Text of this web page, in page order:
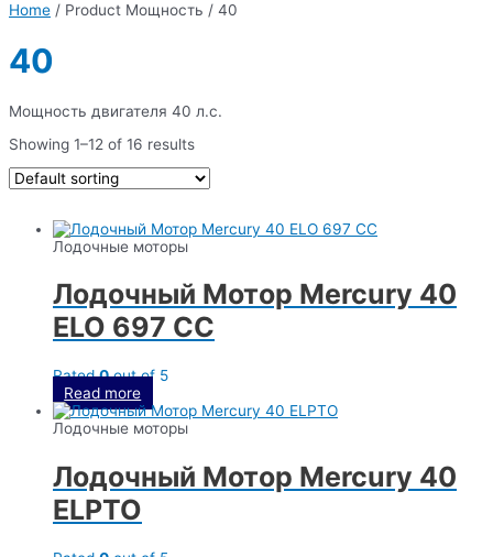
Home / Product Мощность / 40
40
Мощность двигателя 40 л.с.
Showing 1–12 of 16 results
Лодочные моторы
Лодочный Мотор Mercury 40
ELO 697 CC
Rated0out of 5
Read more
Лодочные моторы
Лодочный Мотор Mercury 40
ELPTO